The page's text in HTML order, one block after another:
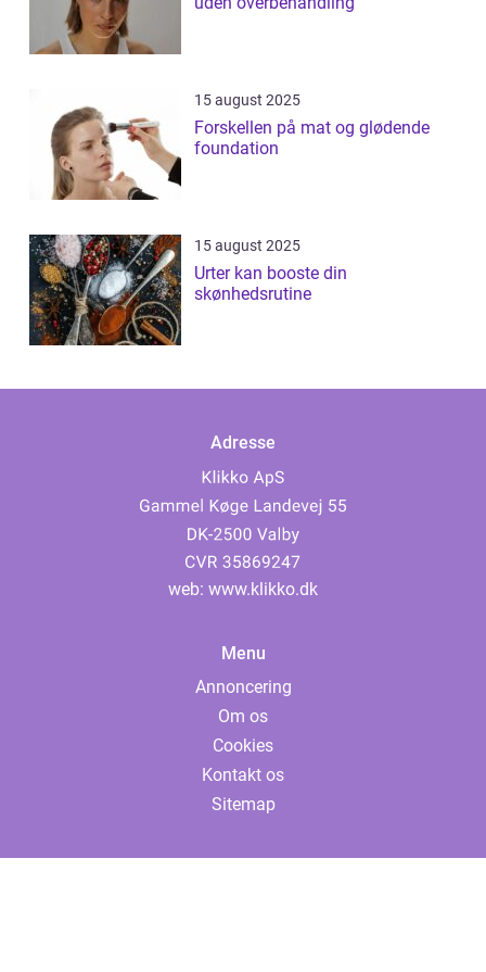
15 august 2025
Forskellen på mat og glødende
foundation
15 august 2025
Urter kan booste din
skønhedsrutine
Adresse
web: www.klikko.dk
Menu
Annoncering
Om os
Cookies
Kontakt os
Sitemap